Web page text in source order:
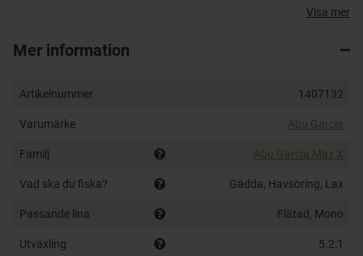
Max X en hybrid V-Spool och hybrid V-Rotor design.
Management™ system, erbjuder Max X haspelrullen en
svenska fiskaren som vill ha en pålitlig och
eller längs kusten, kommer Max X att leverera. Denna
rulle är ett måste för alla seriösa sportfiskare som vill
ha det bästa av det bästa.
redo att fiska!
Visa mer
Mer information
Artikelnummer 1407132
Varumärke Abu Garcia
Familj Abu Garcia Max X
Vad ska du fiska? Gädda, Havsöring, Lax
Passande lina Flätad, Mono
Utväxling 5.2:1